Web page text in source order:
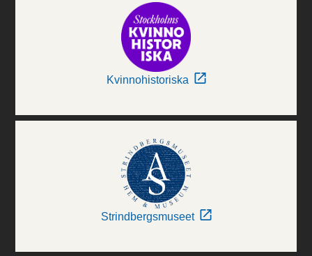
Kvinnohistoriska
Strindbergsmuseet